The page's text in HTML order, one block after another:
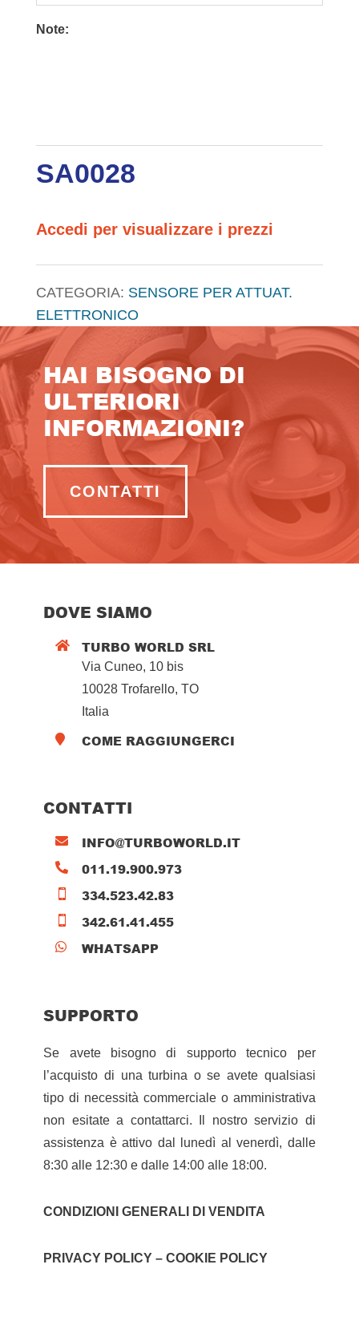
Note:
SA0028
Accedi per visualizzare i prezzi
CATEGORIA: SENSORE PER ATTUAT.
ELETTRONICO
HAI BISOGNO DI
ULTERIORI
INFORMAZIONI?
CONTATTI
DOVE SIAMO
 TURBO WORLD SRL
Via Cuneo, 10 bis
10028 Trofarello, TO
Italia
 COME RAGGIUNGERCI
CONTATTI
 INFO@TURBOWORLD.IT
 011.19.900.973
 334.523.42.83
 342.61.41.455
 WHATSAPP
SUPPORTO
Se avete bisogno di supporto tecnico per
l’acquisto di una turbina o se avete qualsiasi
tipo di necessità commerciale o amministrativa
non esitate a contattarci. Il nostro servizio di
assistenza è attivo dal lunedì al venerdì, dalle
8:30 alle 12:30 e dalle 14:00 alle 18:00.
CONDIZIONI GENERALI DI VENDITA
PRIVACY POLICY – COOKIE POLICY